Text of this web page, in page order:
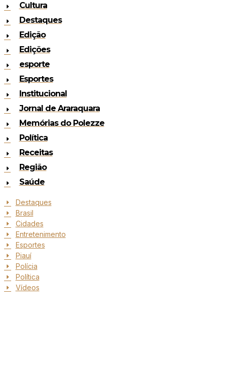
Cultura
Destaques
Edição
Edições
esporte
Esportes
Institucional
Jornal de Araraquara
Memórias do Polezze
Política
Receitas
Região
Saúde
Destaques
Brasil
Cidades
Entretenimento
Esportes
Piauí
Polícia
Política
Vídeos